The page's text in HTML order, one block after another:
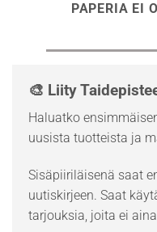
PAPERIA EI
🎨 Liity
Haluatko
uusista tuotteista ja
Sisäpiiriläisenä saat
uutiskirjeen. Saat
tarjouksia, joita ei